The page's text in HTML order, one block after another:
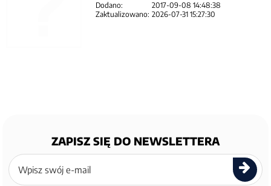
Dodano:
2017-09-08 14:48:38
Zaktualizowano: 2026-07-31 15:27:30
ZAPISZ SIĘ DO NEWSLETTERA
Zapisz
się
newslettera